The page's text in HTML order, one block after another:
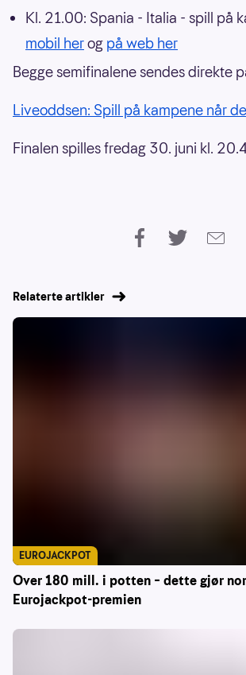
Kl. 21.00: Spania - Italia - spill på
mobil herog på web her
Begge semifinalene sendes direkte
Liveoddsen: Spill på kampene når
Finalen spilles fredag 30. juni kl.
Relaterte artikler
Over 180 mill. i potten – dette gjør
Eurojackpot-premien
EUROJACKPOT